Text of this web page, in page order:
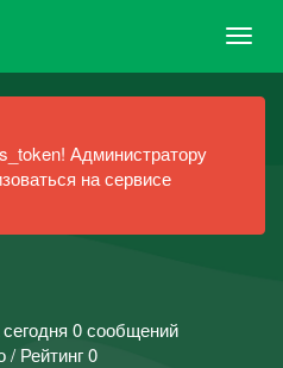
Администратору
на сервисе
сегодня 0 сообщений
/ Рейтинг 0